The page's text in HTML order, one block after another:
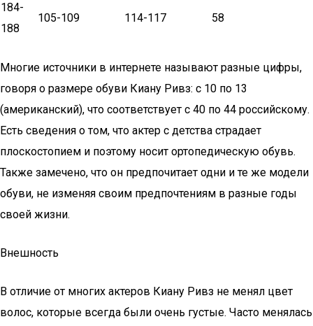
184-
188
105-109 114-117 58
Многие источники в интернете называют разные цифры,
говоря о размере обуви Киану Ривз: с 10 по 13
(американский), что соответствует с 40 по 44 российскому.
Есть сведения о том, что актер с детства страдает
плоскостопием и поэтому носит ортопедическую обувь.
Также замечено, что он предпочитает одни и те же модели
обуви, не изменяя своим предпочтениям в разные годы
своей жизни.
Внешность
В отличие от многих актеров Киану Ривз не менял цвет
волос, которые всегда были очень густые. Часто менялась